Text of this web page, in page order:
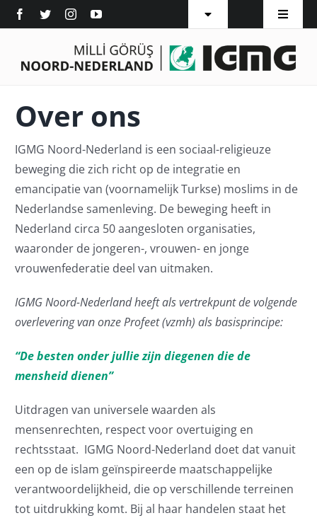
naar
Toggle
Navigation
Vestigingen
Pers
Toggle
Afdelingen
Diensten
Islam
Inschrijven
Over ons
IGMG Noord-Nederland is een sociaal-religieuze
beweging die zich richt op de integratie en
emancipatie van (voornamelijk Turkse) moslims in de
Nederlandse samenleving. De beweging heeft in
Nederland circa 50 aangesloten organisaties,
waaronder de jongeren-, vrouwen- en jonge
vrouwenfederatie deel van uitmaken.
IGMG Noord-Nederland heeft als vertrekpunt de volgende
overlevering van onze Profeet (vzmh) als basisprincipe:
“De besten onder jullie zijn diegenen die de
mensheid dienen”
Uitdragen van universele waarden als
mensenrechten, respect voor overtuiging en
rechtsstaat. IGMG Noord-Nederland doet dat vanuit
een op de islam geïnspireerde maatschappelijke
verantwoordelijkheid, die op verschillende terreinen
tot uitdrukking komt. Bij al haar handelen staat het